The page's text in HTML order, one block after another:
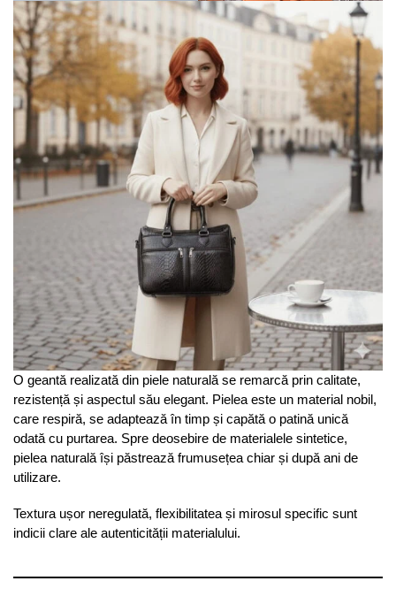
O geantă realizată din piele naturală se remarcă prin calitate,
rezistență și aspectul său elegant. Pielea este un material nobil,
care respiră, se adaptează în timp și capătă o patină unică
odată cu purtarea. Spre deosebire de materialele sintetice,
pielea naturală își păstrează frumusețea chiar și după ani de
utilizare.
Textura ușor neregulată, flexibilitatea și mirosul specific sunt
indicii clare ale autenticității materialului.